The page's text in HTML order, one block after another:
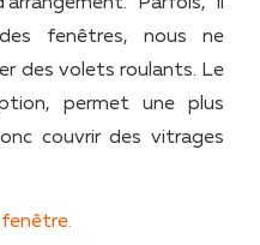
fenêtres, nous ne
des volets roulants. Le
permet une plus
couvrir des vitrages